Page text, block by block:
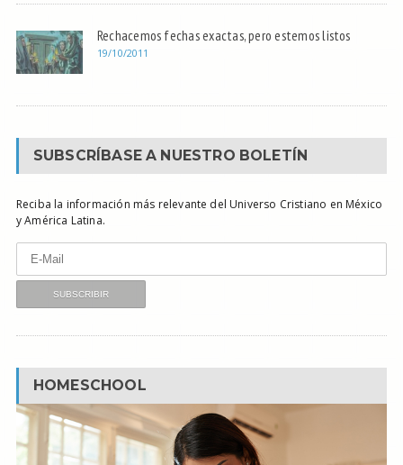
Rechacemos fechas exactas, pero estemos listos
19/10/2011
SUBSCRÍBASE A NUESTRO BOLETÍN
Reciba la información más relevante del Universo Cristiano en México
y América Latina.
HOMESCHOOL